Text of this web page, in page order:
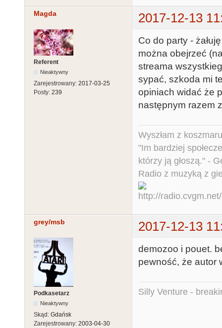
Magda 2017-12-13
Referent
Nieaktywny
Zarejestrowany: 2017-03-25
Posty: 239
Co do party -
można obejrzeć
streama
sypać, szkoda mi
opiniach widać że
następnym razem
Wyszłam z
"Im bardziej
którzy ją głoszą." -
Radio z muzyką z
grey/msb 2017-12-13
Podkasetarz
Nieaktywny
Skąd: Gdańsk
Zarejestrowany: 2003-04-30
demozoo i pouet.
pewność, że autor
Silly Venture -